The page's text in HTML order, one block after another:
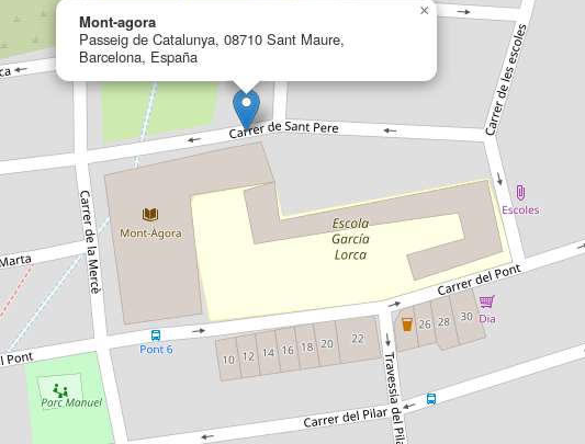
Mont-agora
Passeig de Catalunya, 08710 Sant Maure,
Barcelona, España
×